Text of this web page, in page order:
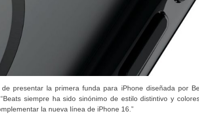
de presentar la primera funda para iPhone diseñada por
siempre ha sido sinónimo de estilo distintivo y
la nueva línea de iPhone 16.”